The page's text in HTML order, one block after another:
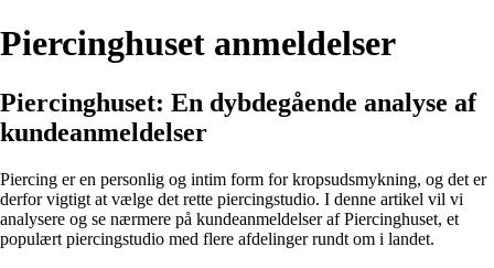
Piercinghuset anmeldelser
Piercinghuset: En dybdegående analyse af
kundeanmeldelser
Piercing er en personlig og intim form for kropsudsmykning, og det er
derfor vigtigt at vælge det rette piercingstudio. I denne artikel vil vi
analysere og se nærmere på kundeanmeldelser af Piercinghuset, et
populært piercingstudio med flere afdelinger rundt om i landet.